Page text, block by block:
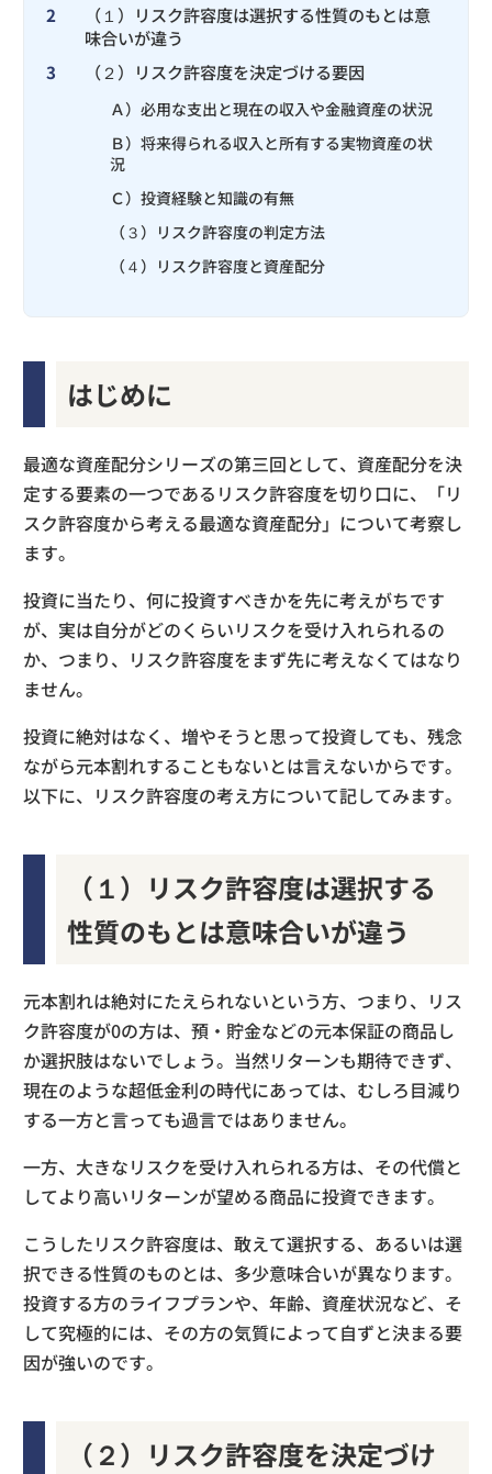
2
（１）リスク許容度は選択する性質のもとは意
味合いが違う
3
（２）リスク許容度を決定づける要因
Ａ）必用な支出と現在の収入や金融資産の状況
Ｂ）将来得られる収入と所有する実物資産の状
況
Ｃ）投資経験と知識の有無
（３）リスク許容度の判定方法
（４）リスク許容度と資産配分
はじめに
最適な資産配分シリーズの第三回として、資産配分を決
定する要素の一つであるリスク許容度を切り口に、「リ
スク許容度から考える最適な資産配分」について考察し
ます。
投資に当たり、何に投資すべきかを先に考えがちです
が、実は自分がどのくらいリスクを受け入れられるの
か、つまり、リスク許容度をまず先に考えなくてはなり
ません。
投資に絶対はなく、増やそうと思って投資しても、残念
ながら元本割れすることもないとは言えないからです。
以下に、リスク許容度の考え方について記してみます。
（１）リスク許容度は選択する
性質のもとは意味合いが違う
元本割れは絶対にたえられないという方、つまり、リス
ク許容度が0の方は、預・貯金などの元本保証の商品し
か選択肢はないでしょう。当然リターンも期待できず、
現在のような超低金利の時代にあっては、むしろ目減り
する一方と言っても過言ではありません。
一方、大きなリスクを受け入れられる方は、その代償と
してより高いリターンが望める商品に投資できます。
こうしたリスク許容度は、敢えて選択する、あるいは選
択できる性質のものとは、多少意味合いが異なります。
投資する方のライフプランや、年齢、資産状況など、そ
して究極的には、その方の気質によって自ずと決まる要
因が強いのです。
（２）リスク許容度を決定づけ